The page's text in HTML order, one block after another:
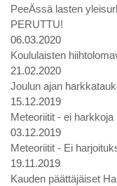
PeeÄssä lasten
PERUTTU!
06.03.2020
Koululaisten
21.02.2020
Joulun ajan
15.12.2019
Meteoriitit - ei
03.12.2019
Meteoriitit - Ei
19.11.2019
Kauden päättäjäiset